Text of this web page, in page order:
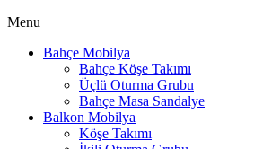
Menu
Bahçe Mobilya
Bahçe Köşe Takımı
Üçlü Oturma Grubu
Bahçe Masa Sandalye
Balkon Mobilya
Köşe Takımı